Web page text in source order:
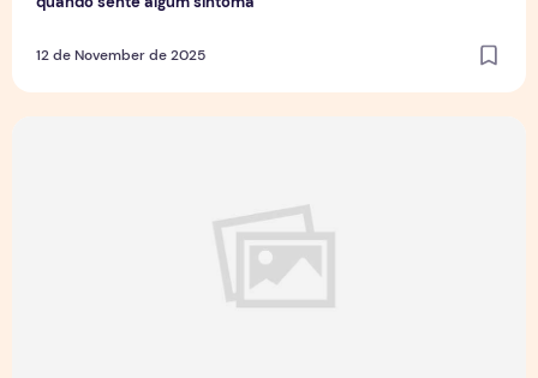
12 de November de 2025